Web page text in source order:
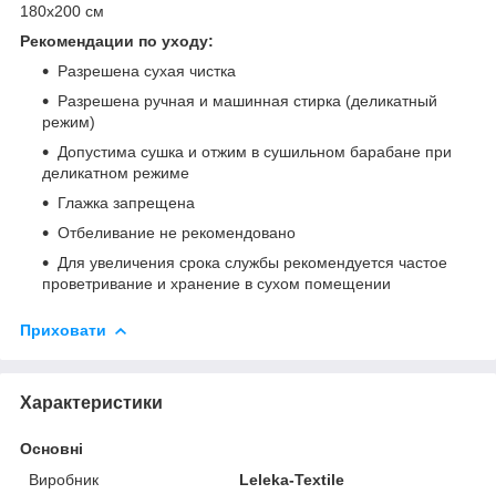
180х200 см
Рекомендации по уходу:
Разрешена сухая чистка
Разрешена ручная и машинная стирка (деликатный
режим)
Допустима сушка и отжим в сушильном барабане при
деликатном режиме
Глажка запрещена
Отбеливание не рекомендовано
Для увеличения срока службы рекомендуется частое
проветривание и хранение в сухом помещении
Приховати
Характеристики
Основні
Виробник
Leleka-Textile